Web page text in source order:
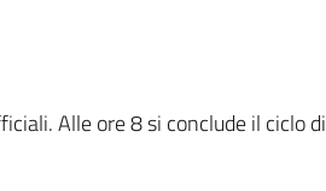
Alle ore 8 si conclude il ciclo di